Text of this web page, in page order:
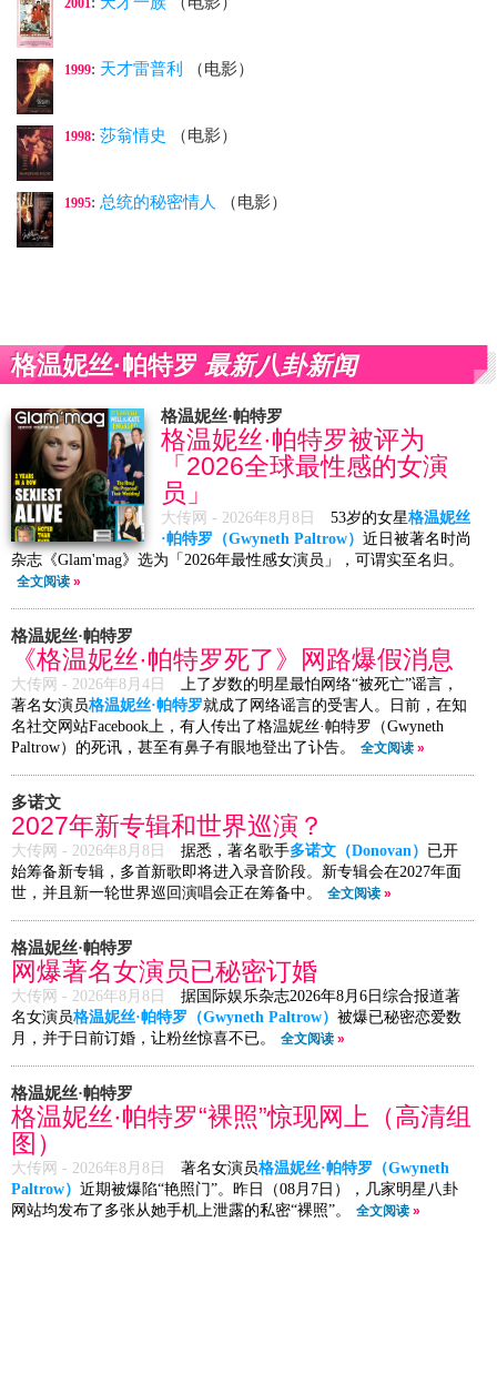
2001
1999: 天才雷普利 （电影）
1998: 莎翁情史 （电影）
1995: 总统的秘密情人 （电影）
格温妮丝·帕特罗 最新八卦新闻
格温妮丝·帕特罗
格温妮丝·帕特罗被评为
「2026全球最性感的女演
员」
大传网 - 2026年8月8日 53岁的女星格温妮丝
·帕特罗（Gwyneth Paltrow） 近日被著名时尚
杂志《Glam'mag》选为「2026年最性感女演员」，可谓实至名归。
全文阅读 »
格温妮丝·帕特罗
《格温妮丝·帕特罗死了》网路爆假消息
大传网 - 2026年8月4日
上了岁数的明星最怕网络“被死亡”谣言，
著名女演员格温妮丝·帕特罗就成了网络谣言的受害人。日前，在知
名社交网站Facebook上，有人传出了格温妮丝·帕特罗（Gwyneth
Paltrow）的死讯，甚至有鼻子有眼地登出了讣告。
全文阅读 »
多诺文
2027年新专辑和世界巡演？
大传网 - 2026年8月8日 据悉，著名歌手多诺文（Donovan） 已开
始筹备新专辑，多首新歌即将进入录音阶段。新专辑会在2027年面
世，并且新一轮世界巡回演唱会正在筹备中。
全文阅读 »
格温妮丝·帕特罗
网爆著名女演员已秘密订婚
大传网 - 2026年8月8日
据国际娱乐杂志2026年8月6日综合报道著
名女演员格温妮丝·帕特罗（Gwyneth Paltrow） 被爆已秘密恋爱数
月，并于日前订婚，让粉丝惊喜不已。
全文阅读 »
格温妮丝·帕特罗
格温妮丝·帕特罗“裸照”惊现网上（高清组
图）
大传网 - 2026年8月8日 著名女演员格温妮丝·帕特罗（Gwyneth
Paltrow） 近期被爆陷“艳照门”。昨日（08月7日），几家明星八卦
网站均发布了多张从她手机上泄露的私密“裸照”。
全文阅读 »